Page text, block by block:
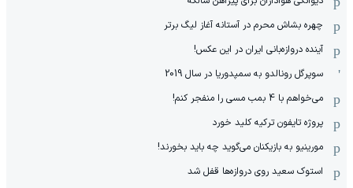
چهره بشاش محرم در آستانه آغاز لیگ برتر
آینده دروازه‌بانی ایران در این عکس!
سوپرگل رونالدو به سمپدوریا در سال 2019
می‌خواهم با 4 بمب مسی را منفجر کنم!
پروژه تایفون ترکیه کلید خورد
مورینیو به بازیکنان می‌گوید چه باید بخورند!
استوک سعید روی دروازه‌ها قفل شد